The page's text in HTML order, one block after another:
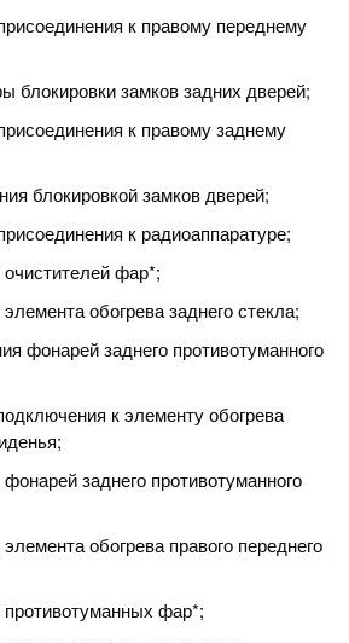
к правому переднему
блокировки замков задних дверей;
к правому заднему
блокировкой замков дверей;
к радиоаппаратуре;
фар*;
обогрева заднего стекла;
фонарей заднего противотуманного
к элементу обогрева
заднего противотуманного
обогрева правого переднего
фар*;